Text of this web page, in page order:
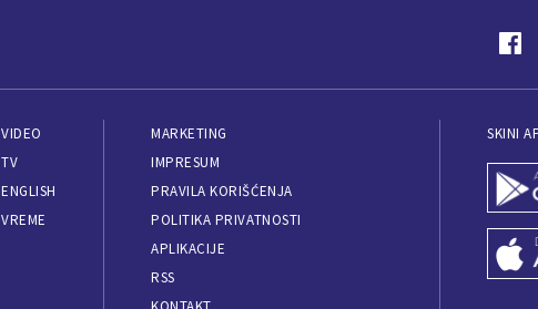
VIDEO
TV
ENGLISH
VREME
MARKETING
IMPRESUM
PRAVILA KORIŠĆENJA
POLITIKA PRIVATNOSTI
APLIKACIJE
RSS
SKINI